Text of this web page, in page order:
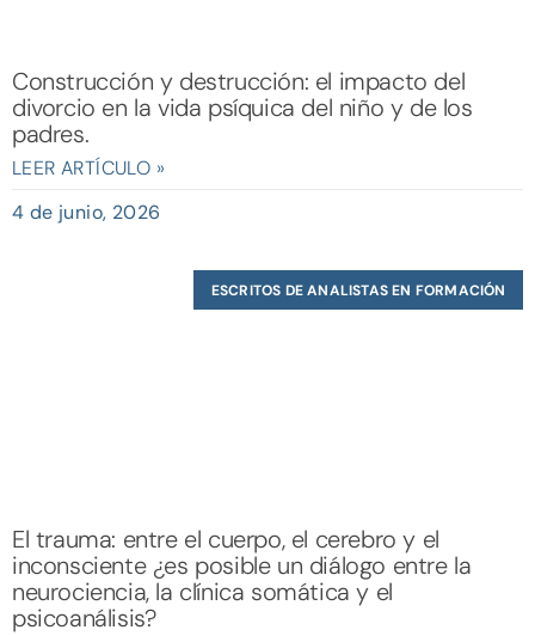
Construcción y destrucción: el impacto del
divorcio en la vida psíquica del niño y de los
padres.
LEER ARTÍCULO »
4 de junio, 2026
ESCRITOS DE ANALISTAS EN FORMACIÓN
El trauma: entre el cuerpo, el cerebro y el
inconsciente ¿es posible un diálogo entre la
neurociencia, la clínica somática y el
psicoanálisis?